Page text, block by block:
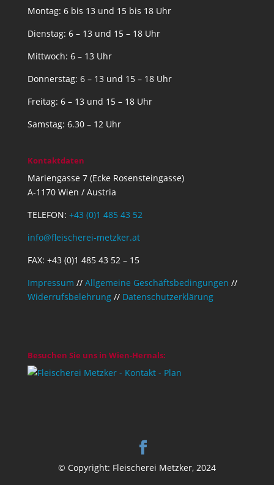
Montag: 6 bis 13 und 15 bis 18 Uhr
Dienstag: 6 – 13 und 15 – 18 Uhr
Mittwoch: 6 – 13 Uhr
Donnerstag: 6 – 13 und 15 – 18 Uhr
Freitag: 6 – 13 und 15 – 18 Uhr
Samstag: 6.30 – 12 Uhr
Kontaktdaten
Mariengasse 7 (Ecke Rosensteingasse)
A-1170 Wien / Austria
TELEFON: +43 (0)1 485 43 52
info@fleischerei-metzker.at
FAX: +43 (0)1 485 43 52 – 15
Impressum // Allgemeine Geschäftsbedingungen //
Widerrufsbelehrung// Datenschutzerklärung
Besuchen Sie uns in Wien-Hernals:
© Copyright: Fleischerei Metzker, 2024